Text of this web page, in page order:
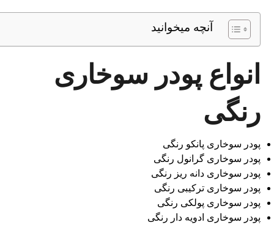
آنچه میخوانید
انواع پودر سوخاری
رنگی
پودر سوخاری پانکو رنگی
پودر سوخاری گرانول رنگی
پودر سوخاری دانه ریز رنگی
پودر سوخاری ترکیبی رنگی
پودر سوخاری پولکی رنگی
پودر سوخاری ادویه دار رنگی